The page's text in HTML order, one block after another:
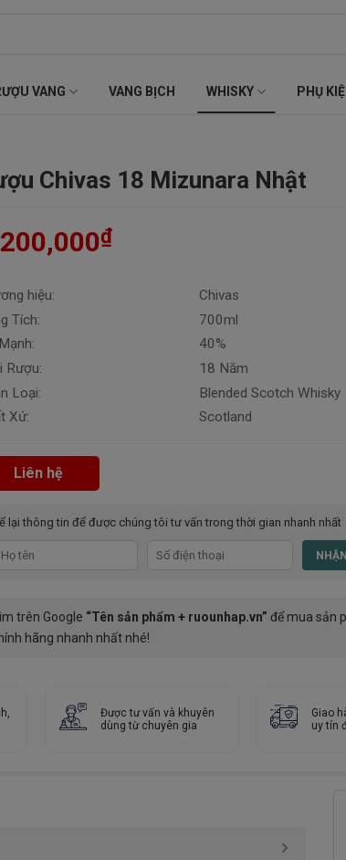
VANG VANG BỊCH WHISKY PHỤ
Chivas 18 Mizunara Nhật
₫
hiệu:
Tích:
Rượu:
Loại:
Xứ:
Chivas
700ml
40%
18 Năm
Blended Scotch Whisky
Scotland
Liên hệ
lại thông tin để được chúng tôi tư vấn trong thời gian nhanh nhất
trên Google “Tên sản phẩm + ruounhap.vn” để mua sản
hãng nhanh nhất nhé!
Được tư vấn và khuyên
dùng từ chuyên gia
Giao
uy tín